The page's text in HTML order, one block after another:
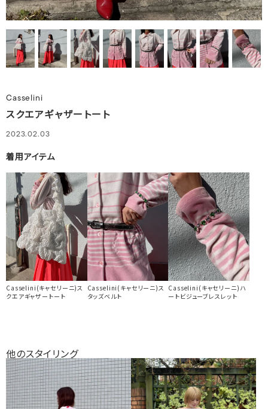
Casselini
スクエアギャザートート
2023.02.03
着用アイテム
Casselini(キャセリーニ)ス
クエアギャザートート
Casselini(キャセリーニ)ス
タッズベルト
Casselini(キャセリーニ)ハ
ートビジューブレスレット
他のスタイリング